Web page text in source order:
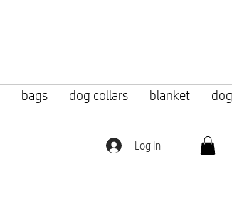
bags dog collars blanket
Log In